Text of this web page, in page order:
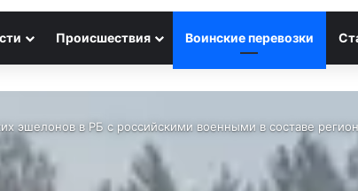
Происшествия Воинские перевозки
эшелонов в РБ с российскими военными в составе